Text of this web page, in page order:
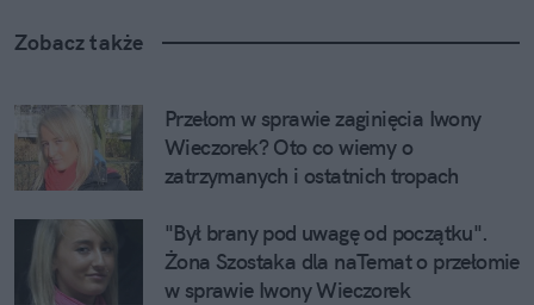
Zobacz także
Przełom w sprawie zaginięcia Iwony
Wieczorek? Oto co wiemy o
zatrzymanych i ostatnich tropach
"Był brany pod uwagę od początku".
Żona Szostaka dla naTemat o przełomie
w sprawie Iwony Wieczorek